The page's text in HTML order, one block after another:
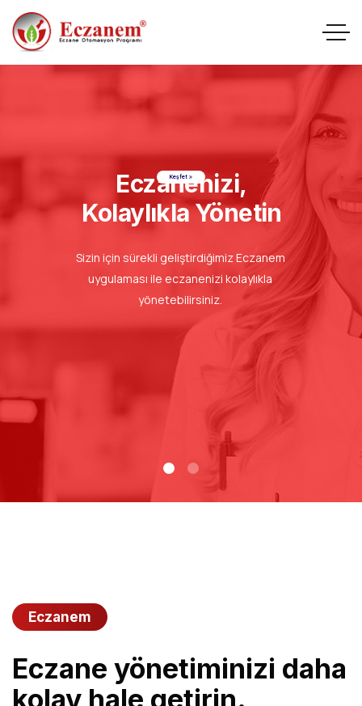
Eczanenizi,
Kolaylıkla Yönetin
Sizin için sürekli geliştirdiğimiz Eczanem
uygulaması ile eczanenizi kolaylıkla
yönetebilirsiniz.
Keşfet
Eczanem
Eczane yönetiminizi daha
kolay hale getirin.